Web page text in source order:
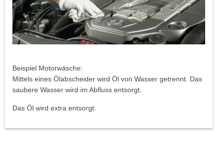
Beispiel Motorwäsche:
Mittels eines Ölabscheider wird Öl von Wasser getrennt. Das
saubere Wasser wird im Abfluss entsorgt.
Das Öl wird extra entsorgt.